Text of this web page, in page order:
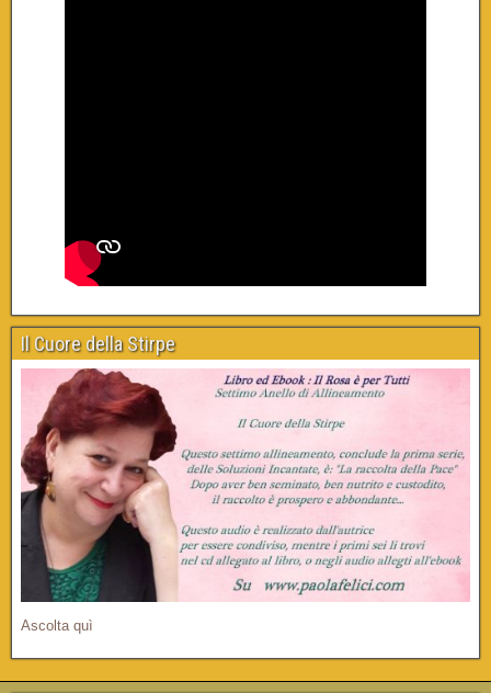
Il Cuore della Stirpe
Ascolta quì